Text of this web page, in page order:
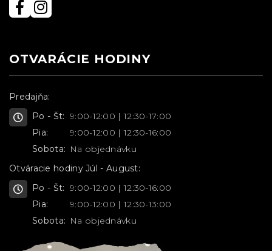
OTVARÁCIE HODINY
Predajňa:
Po - Št: 9:00-12:00 | 12:30-17:00
Pia:
9:00-12:00 | 12:30-16:00
Sobota: Na objednávku
Otváracie hodiny Júl - August:
Po - Št: 9:00-12:00 | 12:30-16:00
Pia:
9:00-12:00 | 12:30-13:00
Sobota: Na objednávku